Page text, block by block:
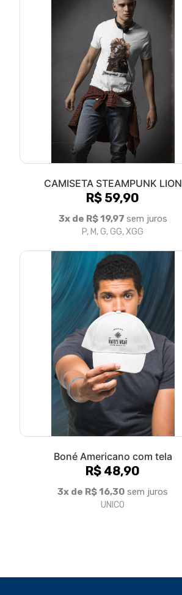
CAMISETA STEAMPUNK LION
R$ 59,90
3x de R$ 19,97 sem juros
P, M, G, GG, XGG
Boné Americano com tela
R$ 48,90
3x de R$ 16,30 sem juros
UNICO